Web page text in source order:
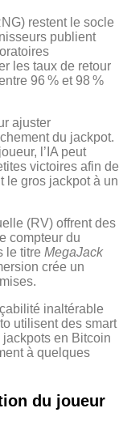
restent le socle
publient
les taux de retour
96 % et 98 %
ajuster
du jackpot.
l’IA peut
victoires afin de
le gros jackpot à un
(RV) offrent des
compteur du
le titre MegaJack
crée un
inaltérable
utilisent des smart
en Bitcoin
à quelques
du joueur